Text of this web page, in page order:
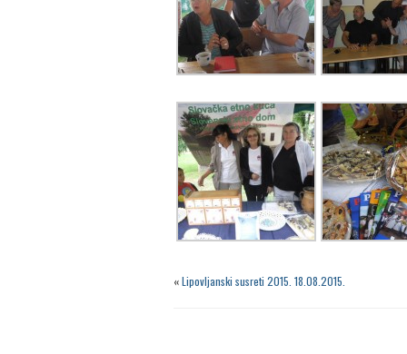
«Lipovljanski susreti 2015. 18.08.2015.